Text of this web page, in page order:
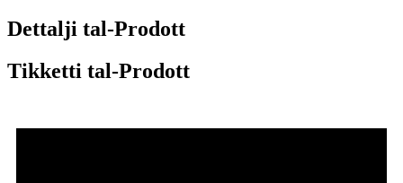
Dettalji tal-Prodott
Tikketti tal-Prodott